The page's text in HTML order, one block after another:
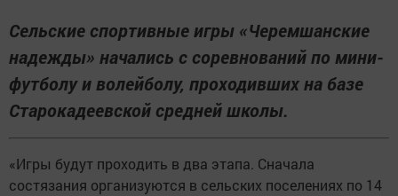
Сельские спортивные игры «Черемшанские
надежды» начались с соревнований по мини-
футболу и волейболу, проходивших на базе
Старокадеевской средней школы.
«Игры будут проходить в два этапа. Сначала
состязания организуются в сельских поселениях по 14